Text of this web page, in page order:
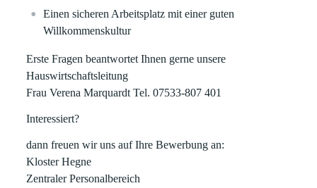
Einen sicheren Arbeitsplatz mit einer guten
Willkommenskultur
Erste Fragen beantwortet Ihnen gerne unsere
Hauswirtschaftsleitung
Frau Verena Marquardt Tel. 07533-807 401
Interessiert?
dann freuen wir uns auf Ihre Bewerbung an:
Kloster Hegne
Zentraler Personalbereich